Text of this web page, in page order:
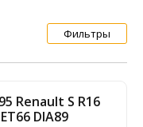
Фильтры
Renault S R16
DIA89